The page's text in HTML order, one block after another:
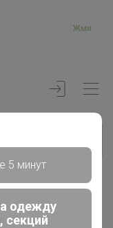
Жми
5 минут
одежду
секций